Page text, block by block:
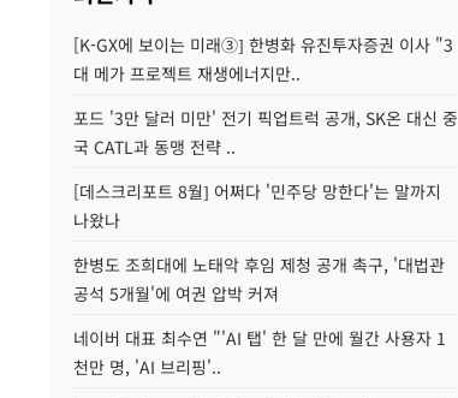
[K-GX에 보이는 미래③] 한병화 유진투자증권 이사 "3
대 메가 프로젝트 재생에너지만..
포드 '3만 달러 미만' 전기 픽업트럭 공개, SK온 대신 중
국 CATL과 동맹 전략 ..
[데스크리포트 8월] 어쩌다 '민주당 망한다'는 말까지
나왔나
한병도 조희대에 노태악 후임 제청 공개 촉구, '대법관
공석 5개월'에 여권 압박 커져
네이버 대표 최수연 "'AI 탭' 한 달 만에 월간 사용자 1
천만 명, 'AI 브리핑'..